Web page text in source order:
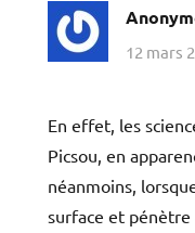
12 mars
En effet, les
Picsou, en
néanmoins,
surface et pénètre